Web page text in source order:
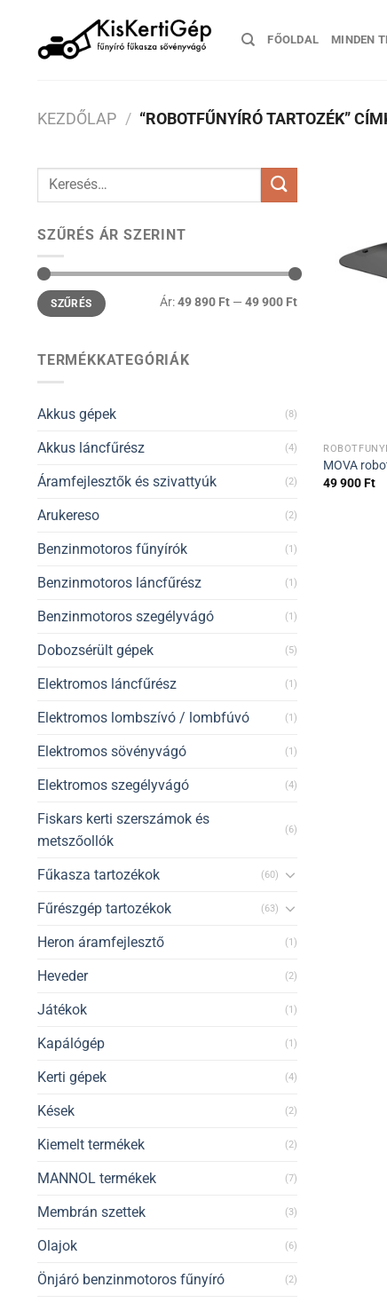
content
FŐOLDAL MINDEN
KEZDŐLAP / “ROBOTFŰNYÍRÓ TARTOZÉK”
Keresés
SZŰRÉS ÁR SZERINT
Min
ár
Max
ár
SZŰRÉS Ár:49 890 Ft— 49 900 Ft
TERMÉKKATEGÓRIÁK
Akkus gépek (8)
Akkus láncfűrész (4)
Áramfejlesztők és szivattyúk (2)
Arukereso (2)
Benzinmotoros fűnyírók (1)
Benzinmotoros láncfűrész (1)
Benzinmotoros szegélyvágó (1)
Dobozsérült gépek (5)
Elektromos láncfűrész (1)
Elektromos lombszívó / lombfúvó (1)
Elektromos sövényvágó (1)
Elektromos szegélyvágó (4)
Fiskars kerti szerszámok és
metszőollók
(6)
Fűkasza tartozékok (60)
Fűrészgép tartozékok (63)
Heron áramfejlesztő (1)
Heveder (2)
Játékok (1)
Kapálógép (1)
Kerti gépek (4)
Kések (2)
Kiemelt termékek (2)
MANNOL termékek (7)
Membrán szettek (3)
Olajok (6)
Önjáró benzinmotoros fűnyíró (2)
MOVA
49 900Ft